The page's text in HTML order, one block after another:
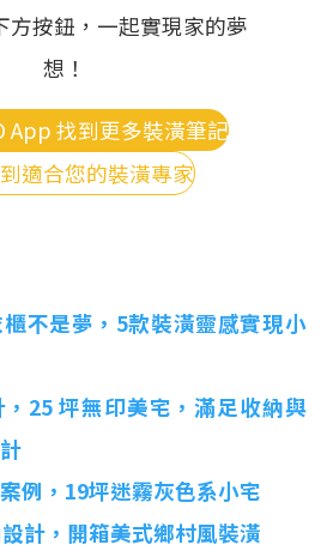
方按鈕，一起實現家的夢
想！
App 找到更多裝潢筆記
適合您的裝潢專家
不是夢，5款裝潢靈感實現小
25 坪無印美宅，滿足收納與
例，19坪迷霧灰色系小宅
計，開箱美式鄉村風裝潢